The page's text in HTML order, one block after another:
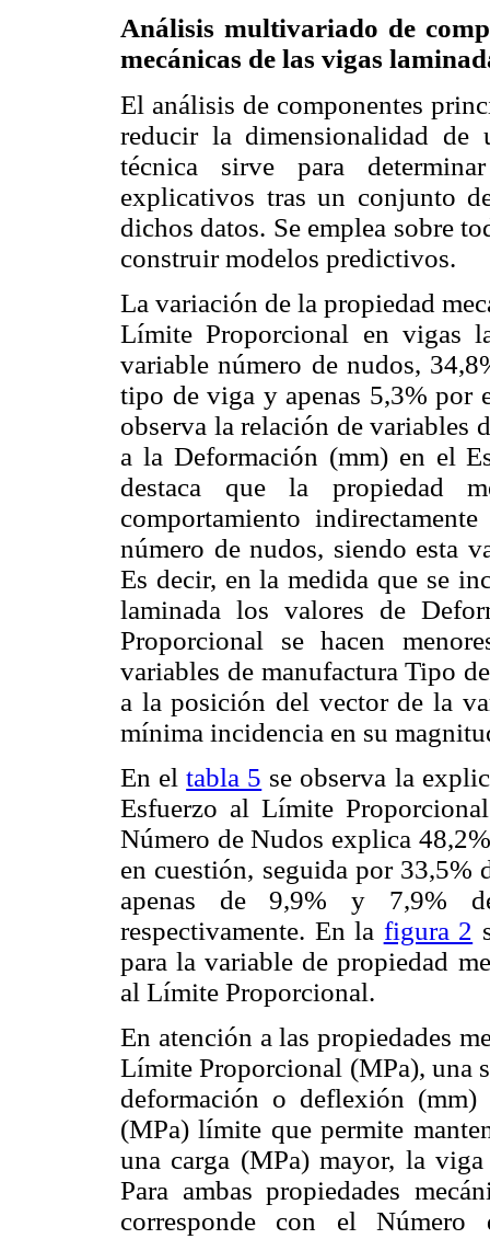
Análisis multivariado de
mecánicas de las vigas
El análisis de componentes
reducir la dimensionalidad de
técnica sirve para
explicativos tras un conjunto
dichos datos. Se emplea sobre
construir modelos predictivos.
La variación de la propiedad
Límite Proporcional en vigas
variable número de nudos,
tipo de viga y apenas 5,3% por
observa la relación de variables
a la Deformación (mm) en el
destaca que la propiedad
comportamiento
número de nudos, siendo esta
Es decir, en la medida que se
laminada los valores de
Proporcional se hacen
variables de manufactura Tipo
a la posición del vector de la
mínima incidencia en su
En eltabla 5 se observa la
Esfuerzo al Límite
Número de Nudos explica
en cuestión, seguida por 33,5%
apenas de 9,9% y 7,9%
respectivamente. En la figura 2
para la variable de propiedad
al Límite Proporcional.
En atención a las propiedades
Límite Proporcional (MPa), una
deformación o deflexión
(MPa) límite que permite
una carga (MPa) mayor, la viga
Para ambas propiedades
corresponde con el Número